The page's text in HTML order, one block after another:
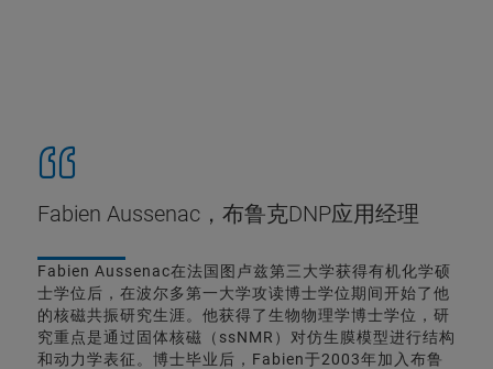
Fabien Aussenac，布鲁克DNP应用经理
Fabien Aussenac在法国图卢兹第三大学获得有机化学硕
士学位后，在波尔多第一大学攻读博士学位期间开始了他
的核磁共振研究生涯。他获得了生物物理学博士学位，研
究重点是通过固体核磁（ssNMR）对仿生膜模型进行结构
和动力学表征。博士毕业后，Fabien于2003年加入布鲁